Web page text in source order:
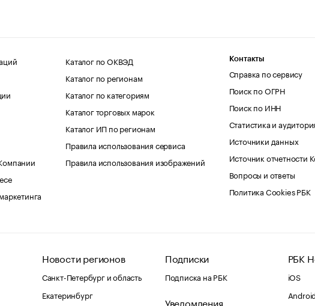
Каталог по ОКВЭД
Каталог по регионам
Каталог по категориям
Каталог торговых марок
Каталог ИП по регионам
Правила использования сервиса
Правила использования изображений
Контакты
Справка по сервису
Поиск по ОГРН
Поиск по ИНН
Статистика и
Источники данных
Источник отчетности
Вопросы и ответы
Политика Cookies РБК
Новости регионов
Санкт-Петербург и область
Екатеринбург
Подписки
Подписка на РБК
Уведомления
РБК
iOS